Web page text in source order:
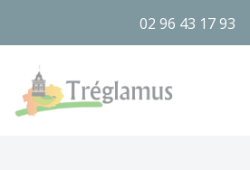
02 96 43 17 93